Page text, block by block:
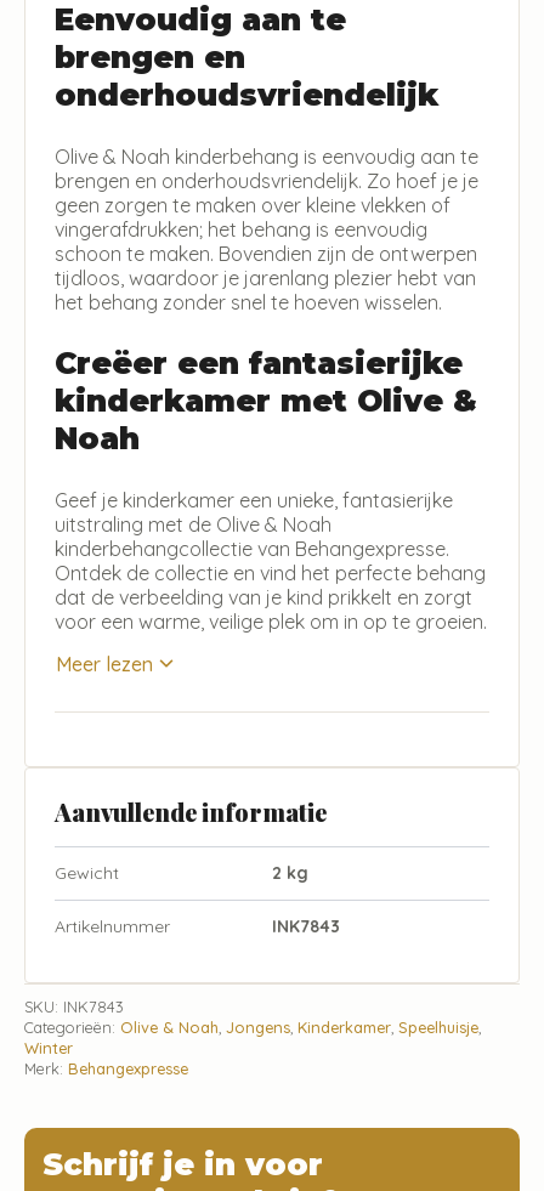
Eenvoudig aan te
brengen en
onderhoudsvriendelijk
Olive & Noah kinderbehang is eenvoudig aan te
brengen en onderhoudsvriendelijk. Zo hoef je je
geen zorgen te maken over kleine vlekken of
vingerafdrukken; het behang is eenvoudig
schoon te maken. Bovendien zijn de ontwerpen
tijdloos, waardoor je jarenlang plezier hebt van
het behang zonder snel te hoeven wisselen.
Creëer een fantasierijke
kinderkamer met Olive &
Noah
Geef je kinderkamer een unieke, fantasierijke
uitstraling met de Olive & Noah
kinderbehangcollectie van Behangexpresse.
Ontdek de collectie en vind het perfecte behang
dat de verbeelding van je kind prikkelt en zorgt
voor een warme, veilige plek om in op te groeien.
Meer lezen
Aanvullende informatie
Gewicht 2 kg
Artikelnummer INK7843
SKU: INK7843
Categorieën: Olive & Noah Jongens Kinderkamer Speelhuisje
Winter
Merk: Behangexpresse
Schrijf je in voor